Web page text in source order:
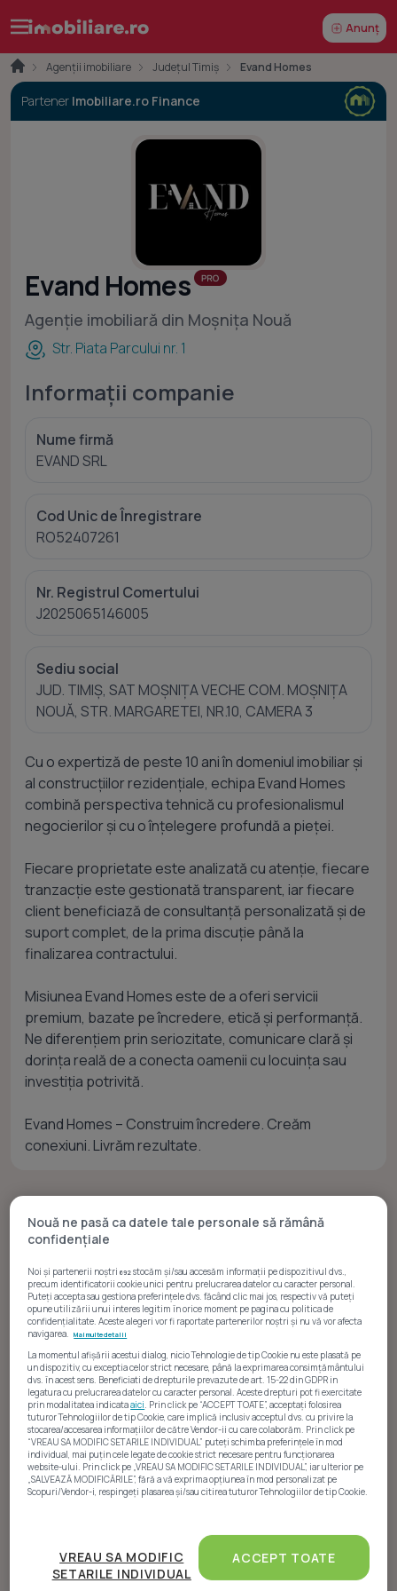
Anunț
Agenții imobiliare Județul Timiș Evand Homes
Partener Imobiliare.ro Finance
Evand Homes
Agenție imobiliară din Moșnița Nouă
Str. Piata Parcului nr. 1
Informații companie
Nume firmă
EVAND SRL
Cod Unic de Înregistrare
RO52407261
Nr. Registrul Comertului
J2025065146005
Sediu social
JUD. TIMIȘ, SAT MOȘNIȚA VECHE COM. MOȘNIȚA
NOUĂ, STR. MARGARETEI, NR.10, CAMERA 3
Cu o expertiză de peste 10 ani în domeniul imobiliar și
al construcțiilor rezidențiale, echipa Evand Homes
combină perspectiva tehnică cu profesionalismul
negocierilor și cu o înțelegere profundă a pieței.
Fiecare proprietate este analizată cu atenție, fiecare
tranzacție este gestionată transparent, iar fiecare
client beneficiază de consultanță personalizată și de
suport complet, de la prima discuție până la
finalizarea contractului.
Misiunea Evand Homes este de a oferi servicii
premium, bazate pe încredere, etică și performanță.
Ne diferențiem prin seriozitate, comunicare clară și
dorința reală de a conecta oamenii cu locuința sau
investiția potrivită.
Evand Homes – Construim încredere. Creăm
conexiuni. Livrăm rezultate.
Statistici anunțuri
Evand Homesare în prezent pe Imobiliare.ro397 de
anunțuri online, cu390 de proprietăți rezidențiale
și7 proprietăți comerciale. Portofoliul rezidențial
include în principal proprietățifor sale, iar dintre
În ultimele8 luni, oferta rezidențială a inclus în special
Nouă ne pasă ca datele tale personale să rămână
confidențiale
Noi și partenerii noștri692 stocăm și/sau accesăm informații pe dispozitivul dvs.,
precum identificatorii cookie unici pentru prelucrarea datelor cu caracter personal.
Puteți accepta sau gestiona preferințele dvs. făcând clic mai jos, respectiv vă puteți
opune utilizării unui interes legitim în orice moment pe pagina cu politica de
confidențialitate. Aceste alegeri vor fi raportate partenerilor noștri și nu vă vor afecta
navigarea.
Mai multe detalii
La momentul afișării acestui dialog, nicio Tehnologie de tip Cookie nu este plasată pe
un dispozitiv, cu exceptia celor strict necesare, până la exprimarea consimțământului
dvs. în acest sens. Beneficiati de drepturile prevazute de art. 15-22 din GDPR in
legatura cu prelucrarea datelor cu caracter personal. Aceste drepturi pot fi exercitate
prin modalitatea indicataaici. Prin click pe “ACCEPT TOATE”, acceptați folosirea
tuturor Tehnologiilor de tip Cookie, care implică inclusiv acceptul dvs. cu privire la
stocarea/accesarea informațiilor de către Vendor-ii cu care colaborăm. Prin click pe
“VREAU SA MODIFIC SETARILE INDIVIDUAL” puteți schimba preferințele în mod
individual, mai puțin cele legate de cookie strict necesare pentru funcționarea
website-ului. Prin click pe „VREAU SA MODIFIC SETARILE INDIVIDUAL”, iar ulterior pe
„SALVEAZĂ MODIFICĂRILE”, fără a vă exprima opțiunea în mod personalizat pe
Scopuri/Vendor-i, respingeți plasarea și/sau citirea tuturor Tehnologiilor de tip Cookie.
Atât noi, cât și partenerii noștri prelucrăm datele
pentru a oferi:
Măsurarea performanței reclamelor. Stocarea și/sau accesarea informațiilor de pe un
VREAU SA MODIFIC
SETARILE INDIVIDUAL
ACCEPT TOATE